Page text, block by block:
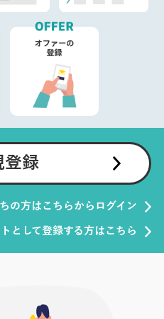
登録
の方はこちらからログイン
として登録する方はこちら